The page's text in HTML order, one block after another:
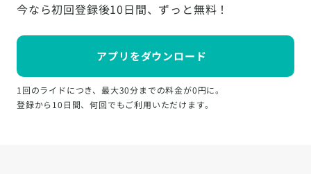
今なら初回登録後10日間、ずっと無料！
アプリをダウンロード
1回のライドにつき、最大30分までの料金が0円に。
登録から10日間、何回でもご利用いただけます。